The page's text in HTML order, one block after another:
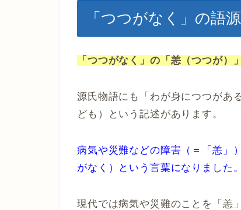
「つつがなく」の語源
「つつがなく」の「恙（つつが）
源氏物語にも「わが身につつがあ
ども）という記述があります。
病気や災難などの障害（＝「恙」
がなく）という言葉になりました。
現代では病気や災難のことを「恙